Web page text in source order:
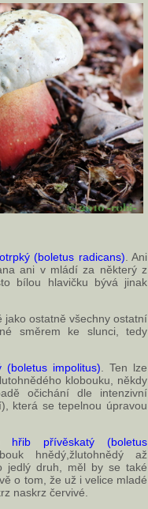
(boletus radicans) . Ani
ani v mládí za některý z
bílou hlavičku bývá jinak
jako ostatně všechny ostatní
směrem ke slunci, tedy
(boletus impolitus) . Ten lze
klobouku, někdy
očichání dle intenzivní
která se tepelnou úpravou
i hřib přívěskatý (boletus
hnědý,žlutohnědý až
jedlý druh, měl by se také
o tom, že už i velice mladé
naskrz červivé.